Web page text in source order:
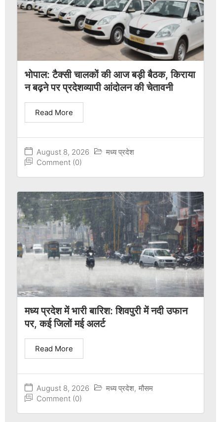
भोपाल: टैक्सी चालकों की आज बड़ी बैठक, किराया
न बढ़ने पर प्रदेशव्यापी आंदोलन की चेतावनी
August 8, 2026
मध्य प्रदेश
Comment (0)
Read More
मध्य प्रदेश में भारी बारिश: शिवपुरी में नदी उफान
पर, कई जिलों मई अलर्ट
August 8, 2026 मध्य प्रदेश, मौसम
Comment (0)
Read More